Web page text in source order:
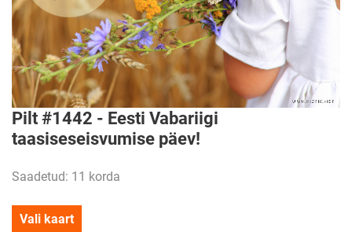
Pilt #1442 - Eesti Vabariigi
taasiseseisvumise päev!
Saadetud: 11 korda
Vali kaart